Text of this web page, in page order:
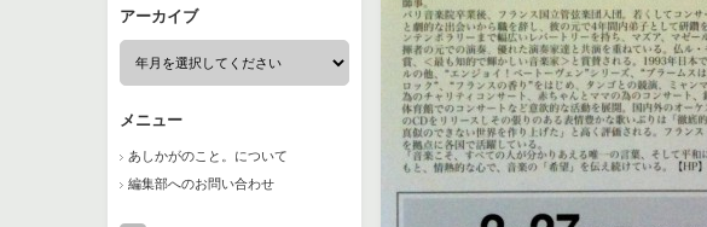
アーカイブ
メニュー
あしかがのこと。について
編集部へのお問い合わせ